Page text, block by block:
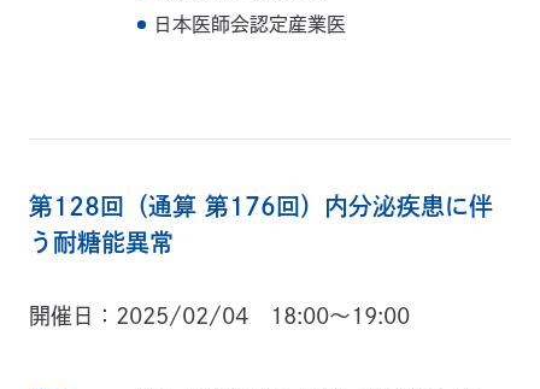
日本医師会認定産業医
第128回（通算 第176回）内分泌疾患に伴
う耐糖能異常
開催日 2025/02/04 18:00～19:00